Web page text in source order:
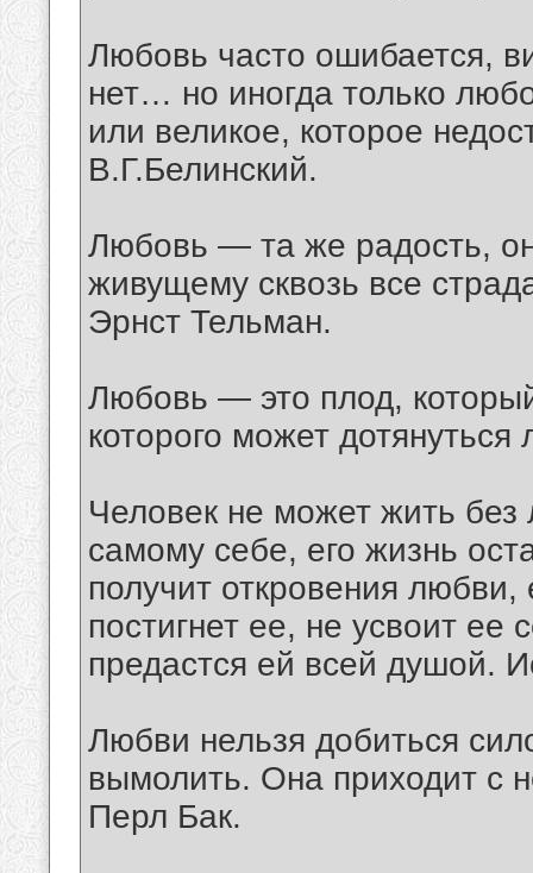
Любовь часто ошибается,
нет… но иногда только
или великое, которое
В.Г.Белинский.
Любовь — та же радость,
живущему сквозь все
Эрнст Тельман.
Любовь — это плод,
которого может
Человек не может жить
самому себе, его жизнь
получит откровения
постигнет ее, не усвоит ее
предастся ей всей душой.
Любви нельзя добиться
вымолить. Она приходит с
Перл Бак.